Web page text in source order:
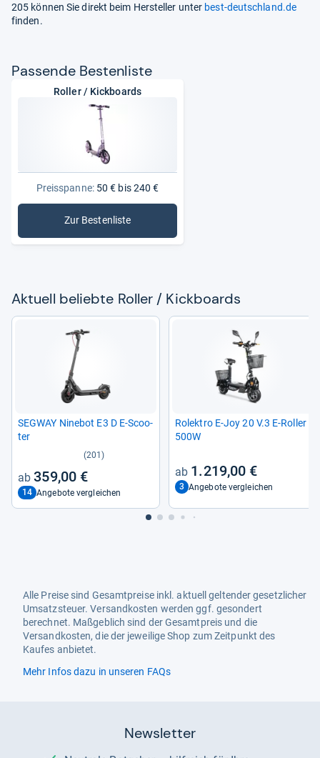
205 können Sie direkt beim Hersteller unter best-deutschland.de
finden.
Pas­sende Bes­ten­liste
Roller / Kickboards
Preisspanne:50 € bis 240 €
Zur Bestenliste: Roller / Kickboards
Aktu­ell beliebte Rol­ler / Kick­boards
SEG­WAY Nine­bot E3 D E-​Scoo­
ter
(201)
359,00 €
14 Angebote vergleichen
Rolek­tro E-​Joy 20 V.3 E-​Rol­ler
500W
1.219,00 €
3 Angebote vergleichen
Alle Preise sind Gesamtpreise inkl. aktuell geltender gesetzlicher
Umsatzsteuer. Versandkosten werden ggf. gesondert
berechnet. Maßgeblich sind der Gesamtpreis und die
Versandkosten, die der jeweilige Shop zum Zeitpunkt des
Kaufes anbietet.
Mehr Infos dazu in unseren FAQs
Newsletter